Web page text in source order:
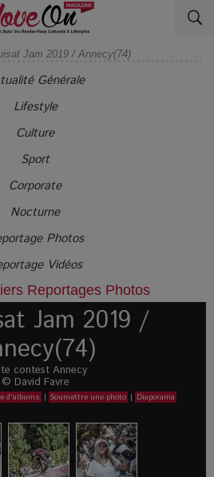
Jam 2019 / Annecy(74)
Générale
Lifestyle
Culture
Sport
Corporate
Nocturne
Photos
Vidéos
Reportages Photos
Jam 2019 /
contest Annecy
© David Favre
d'albums | Soumettre une photo | Diaporama